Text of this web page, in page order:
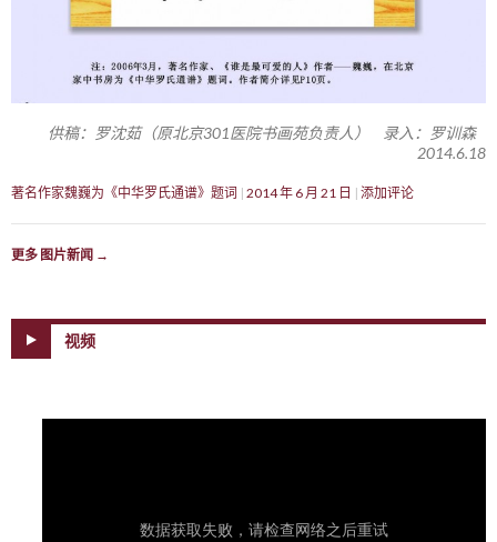
供稿：罗沈茹（原北京301医院书画苑负责人） 录入：罗训森
2014.6.18
著名作家魏巍为《中华罗氏通谱》题词 2014 年 6 月 21 日 添加评论
更多 图片新闻 →
视频